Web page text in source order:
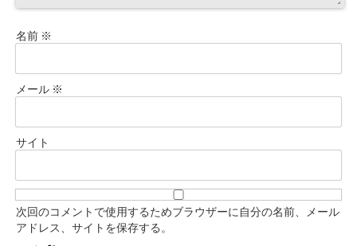
名前 ※
メール ※
サイト
次回のコメントで使用するためブラウザーに自分の名前、メール
アドレス、サイトを保存する。